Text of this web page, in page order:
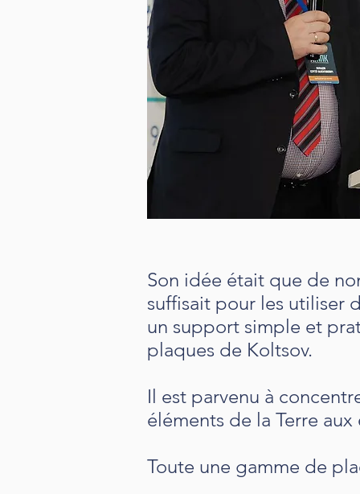
Son idée était que de
suffisait pour les utiliser
un support simple et
plaques de Koltsov.
Il est parvenu à
éléments de la Terre
Toute une gamme de